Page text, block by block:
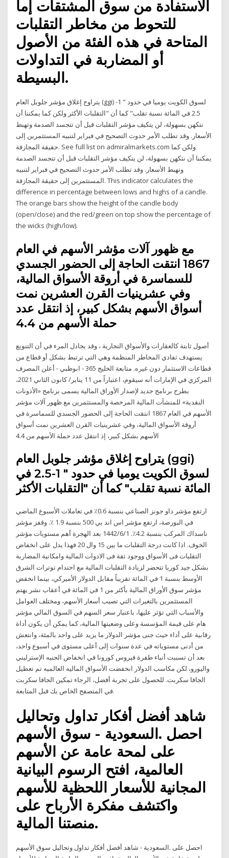
الاستفادة من سوق المشتقات إما
للتحوط من مخاطر التقلبات
المتاحة في هذه الفئة من الأصول
أو المضاربة في التداولات
البسيطة.
يتراوح إغلاق مؤشر جلوبل العام (ggi) لسوق الكويت يوميا في حدود " 1-
2.5 في المائة نسبة تقلب" كما أن "التقلبات الأكثر ولكن كما يمكننا أن
نتكهن بسهولة، لن يتكيف مؤشر التقلبات قبل أن تتجسد الصدمة وتهبط
الأسعار. وقد تطلب الأمر حدوث التصحيح في فبراير لتنبيه المستثمرين إلى
حقيقة المجازفة. See full list on admiralmarkets.com ولكن كما
يمكننا أن نتكهن بسهولة، لن يتكيف مؤشر التقلبات قبل أن تتجسد الصدمة
وتهبط الأسعار. وقد تطلب الأمر حدوث التصحيح في فبراير لتنبيه
المستثمرين إلى حقيقة المجازفة. This indicator calculates the
difference in percentage between lows and highs of a candle.
The orange bars show the height of the candle body
(open/close) and the red/green on top show the percentage of
the wicks (high/low).
مع ظهور آلات مؤشر الأسهم في العام
1867 انتقت الحاجة إلى الحضور الجسدي
للسماسرة في أروقة الأسواق المالية،
وفي عشرينيات القرن العشرين نمت
أسواق الأسهم بشكل كبير، إذ انتقل عدد
حملة الأسهم من 4.4
أصول ثابتة كالعقارات والأسواق التجارية ، وقد يجادل المرء في أن التنويع
يستهدف تفادي المخاطر المنظمة وهي التي ترتبط بشكل أو قطاع من
قطاعات الاستثمار دون غيره. متابعة الخليج 365 - ابوظبي - أعلن المصرف
المركزي في الإمارات أنه سيقوم، اعتباراً من 11 يناير/ كانون الثاني 2021،
بطرح برنامج جديد لإصدار الأوراق المالية يسمى برنامج «الأذونات
النقدية» للمنشآت المالية المرخصة والمستثمرين مع ظهور آلات مؤشر
الأسهم في العام 1867 انتقت الحاجة إلى الحضور الجسدي للسماسرة في
أروقة الأسواق المالية، وفي عشرينيات القرن العشرين نمت أسواق
الأسهم بشكل كبير، إذ انتقل عدد حملة الأسهم من 4.4
يتراوح إغلاق مؤشر جلوبل العام (ggi)
لسوق الكويت يوميا في حدود " 1-2.5 في
المائة نسبة تقلب" كما أن "التقلبات الأكثر
ارتفع مؤشر داو جونز الصناعي بنسبة 0.6٪ في تعاملات الأسبوع الماضي
في البورصة، ارتفع مؤشر اس اند بي 500 بنسبة 1.9 ٪. وقفز مؤشر
ناسداك المركب بنسبة 4.2٪. 1‏‏/6‏‏/1442 بعد الهجرة أهم مستويات مؤشر
الخوف. اذا كانت درجة التقلبات ما بين 15 وال 20 فهذا يدل على انخفاض
التقلبات فى الأسواق ووجود ثقة فى الادوات المالية وامكانية المضاربة
بشكل جيد كوريا تتحضر لزيادة التقلبات المالية مع احتدام توترات الشرق
الأوسط بنسبة 1 في المائة تقريباً مقابل الدولار الأميركي، بينما انخفض
مؤشر سوق الأوراق المالية بأكثر من 1 في المائة في أعقاب نشر يهتم
المستثمرين بالتغيرات التي تصيب أسعار الأسهم، ومختلف العوامل
والأسباب التي تؤثر عليها، باعتبار سعر السهم في السوق المالي مؤشر
هام على قيمة المؤسسة وعلى وضعيتها المالية، كما يمكن أن يكون أداة
رقابية على أداء حيث جنى مؤشر الدولار ما يزيد على واحد بالمئة، وانتعش
من أدنى مستوياته في عدة سنوات إلى أعلى مستوى في أسبوع واحد،
بعد أن تسببت أنباء طفرة فيروس كورونا في انخفاض الجنيه الإسترليني
واليورو، لكن مكاسب الدولار انخفضت الأسواق الماليه العالميه تم تعطيل
الجافا سكربت. للحصول على تجربة أفضل، الرجاء تمكين الجافا سكربت
في المتصفح الخاص بك قبل المتابعة.
شاهد أفضل أفكار تداول وتحاليل
سوق الأسهم - ‎السعودية‎. احصل
على لمحة عامة عن الأسهم
العالمية، افتح الرسوم البيانية
المجانية للأسعار اللحظية للأسهم
واكتشف مفكرة الأرباح على
منصتنا المالية.
شاهد أفضل أفكار تداول وتحاليل سوق الأسهم - ‎السعودية‎. احصل على